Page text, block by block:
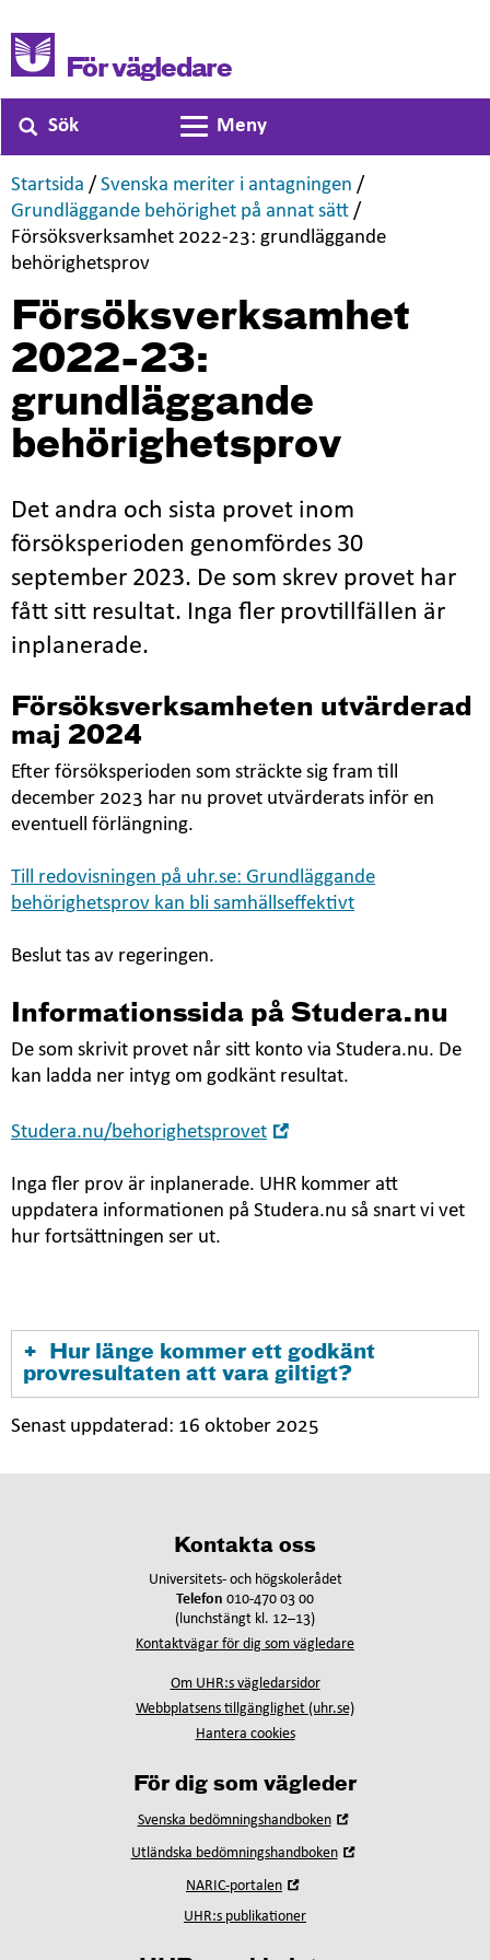
För vägledare
Sök
Växla navigering
Meny
Startsida ,
/ Svenska meriter i antagningen ,
/
Grundläggande behörighet på annat sätt ,
/
Försöksverksamhet 2022-23: grundläggande
behörighetsprov,
Försöksverksamhet
2022-23:
grundläggande
behörighetsprov
Det andra och sista provet inom
försöksperioden genomfördes 30
september 2023. De som skrev provet har
fått sitt resultat. Inga fler provtillfällen är
inplanerade.
Försöksverksamheten utvärderad
maj 2024
Efter försöksperioden som sträckte sig fram till
december 2023 har nu provet utvärderats inför en
eventuell förlängning.
Till redovisningen på uhr.se: Grundläggande
behörighetsprov kan bli samhällseffektivt
Beslut tas av regeringen.
Informationssida på Studera.nu
De som skrivit provet når sitt konto via Studera.nu. De
kan ladda ner intyg om godkänt resultat.
Studera.nu/behorighetsprovet
nytt
fönster
Inga fler prov är inplanerade. UHR kommer att
uppdatera informationen på Studera.nu så snart vi vet
hur fortsättningen ser ut.
Hur länge kommer ett godkänt
provresultaten att vara giltigt?
Senast uppdaterad: 16 oktober 2025
Kontakta oss
Universitets- och högskolerådet
Telefon 010-470 03 00
(lunchstängt kl. 12–13)
Kontaktvägar för dig som vägledare
Om UHR:s vägledarsidor
Webbplatsens tillgänglighet (uhr.se)
Hantera cookies
För dig som vägleder
Svenska bedömningshandboken
nytt
Utländska bedömningshandboken
NARIC-portalen
nytt
UHR:s publikationer